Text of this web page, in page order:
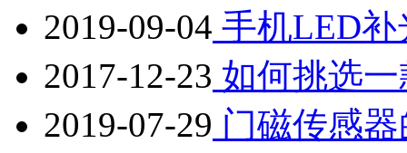
2019-09-04 手机LED
2017-12-23 如何挑选
2019-07-29 门磁传感